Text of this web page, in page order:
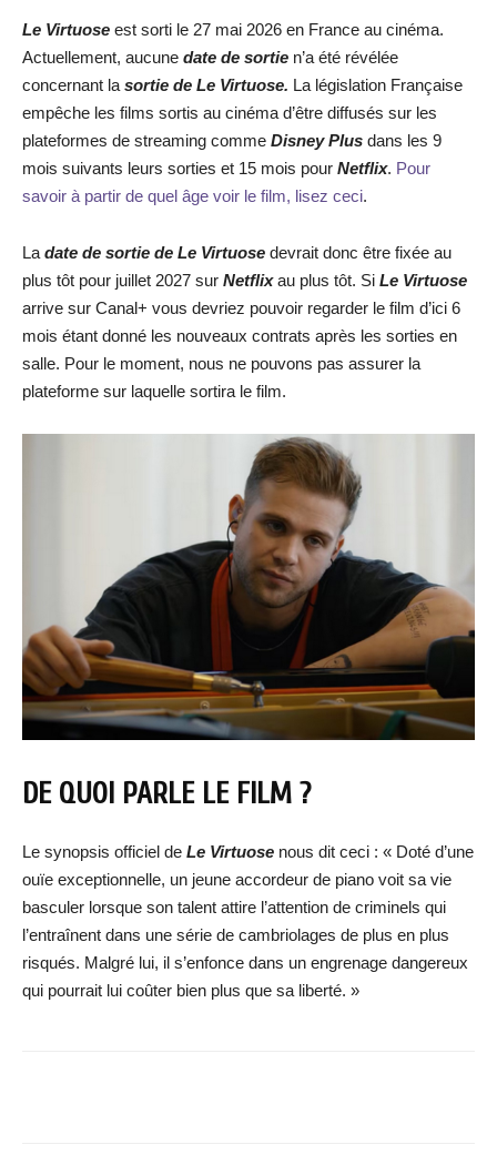
Le Virtuose est sorti le 27 mai 2026 en France au cinéma.
Actuellement, aucune date de sortie n’a été révélée
concernant la sortie de Le Virtuose. La législation Française
empêche les films sortis au cinéma d’être diffusés sur les
plateformes de streaming comme Disney Plus dans les 9
mois suivants leurs sorties et 15 mois pour Netflix. Pour
savoir à partir de quel âge voir le film, lisez ceci.
La date de sortie de Le Virtuose devrait donc être fixée au
plus tôt pour juillet 2027 sur Netflixau plus tôt. Si Le Virtuose
arrive sur Canal+ vous devriez pouvoir regarder le film d’ici 6
mois étant donné les nouveaux contrats après les sorties en
salle. Pour le moment, nous ne pouvons pas assurer la
plateforme sur laquelle sortira le film.
DE QUOI PARLE LE FILM ?
Le synopsis officiel de Le Virtuose nous dit ceci : « Doté d’une
ouïe exceptionnelle, un jeune accordeur de piano voit sa vie
basculer lorsque son talent attire l’attention de criminels qui
l’entraînent dans une série de cambriolages de plus en plus
risqués. Malgré lui, il s’enfonce dans un engrenage dangereux
qui pourrait lui coûter bien plus que sa liberté. »